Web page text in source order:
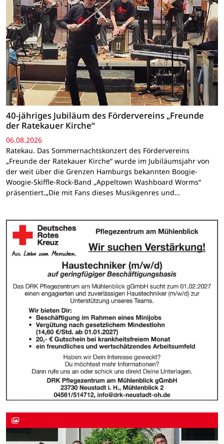
40-jähriges Jubiläum des Fördervereins „Freunde
der Ratekauer Kirche“
06.08.2026
Ratekau. Das Sommernachtskonzert des Fördervereins
„Freunde der Ratekauer Kirche“ wurde im Jubiläumsjahr von
der weit über die Grenzen Hamburgs bekannten Boogie-
Woogie-Skiffle-Rock-Band „Appeltown Washboard Worms“
präsentiert.„Die mit Fans dieses Musikgenres und…